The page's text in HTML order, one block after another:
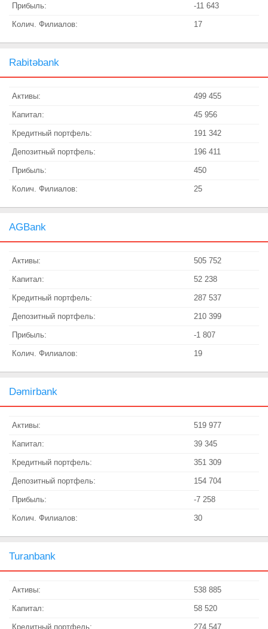
Прибыль: -11 643
Колич. Филиалов: 17
Rabitəbank
Активы: 499 455
Капитал: 45 956
Кредитный портфель: 191 342
Депозитный портфель: 196 411
Прибыль: 450
Колич. Филиалов: 25
AGBank
Активы: 505 752
Капитал: 52 238
Кредитный портфель: 287 537
Депозитный портфель: 210 399
Прибыль: -1 807
Колич. Филиалов: 19
Dəmirbank
Активы: 519 977
Капитал: 39 345
Кредитный портфель: 351 309
Депозитный портфель: 154 704
Прибыль: -7 258
Колич. Филиалов: 30
Turanbank
Активы: 538 885
Капитал: 58 520
Кредитный портфель: 274 547